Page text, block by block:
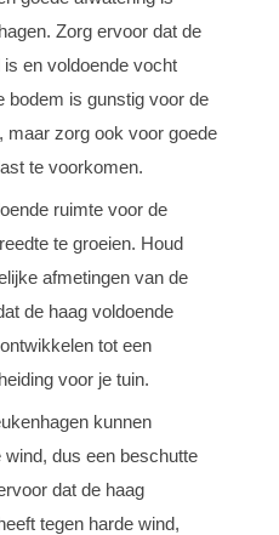
Zorg ervoor dat de
en voldoende vocht
bodem is gunstig voor de
maar zorg ook voor goede
te voorkomen.
ruimte voor de
te groeien. Houd
afmetingen van de
de haag voldoende
tot een
voor je tuin.
kunnen
dus een beschutte
dat de haag
tegen harde wind,